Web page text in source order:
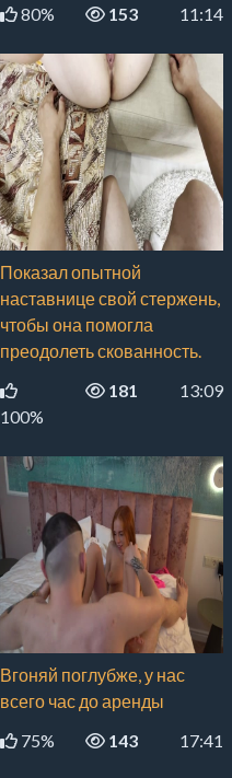
80%
153 11:14
Показал опытной
наставнице свой стержень,
чтобы она помогла
преодолеть скованность.
100%
181 13:09
Вгоняй поглубже, у нас
всего час до аренды
75%
143 17:41